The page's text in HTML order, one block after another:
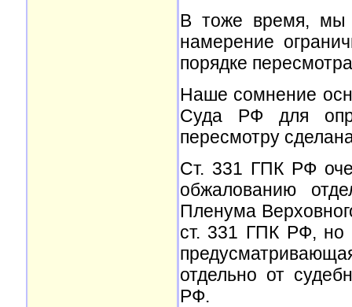
В тоже время, мы
намерение
порядке
Наше сомнение
Суда РФ для
пересмотру
Ст. 331 ГПК РФ
обжалованию
Пленума
ст. 331 ГПК РФ,
отдельно от
РФ.